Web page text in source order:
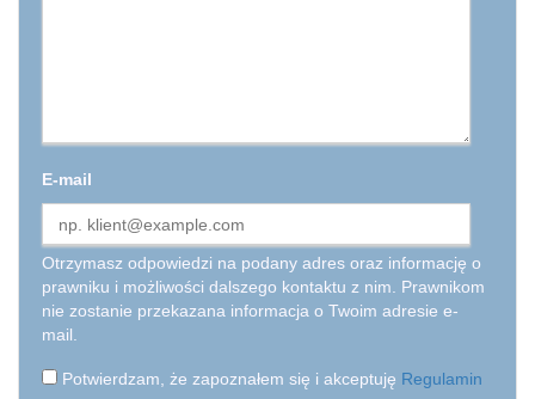
E-mail
Otrzymasz odpowiedzi na podany adres oraz informację o
prawniku i możliwości dalszego kontaktu z nim. Prawnikom
nie zostanie przekazana informacja o Twoim adresie e-
mail.
Potwierdzam, że zapoznałem się i akceptuję Regulamin